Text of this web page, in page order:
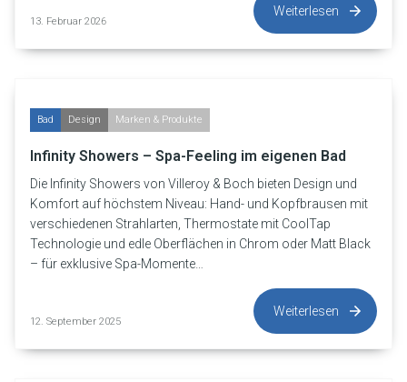
13. Februar 2026
Weiterlesen
Bad Design Marken & Produkte
Infinity Showers – Spa-Feeling im eigenen Bad
Die Infinity Showers von Villeroy & Boch bieten Design und
Komfort auf höchstem Niveau: Hand- und Kopfbrausen mit
verschiedenen Strahlarten, Thermostate mit CoolTap
Technologie und edle Oberflächen in Chrom oder Matt Black
– für exklusive Spa-Momente…
12. September 2025
Weiterlesen